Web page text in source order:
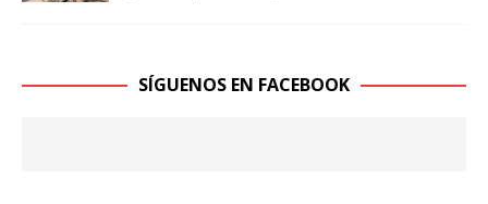
SÍGUENOS EN FACEBOOK